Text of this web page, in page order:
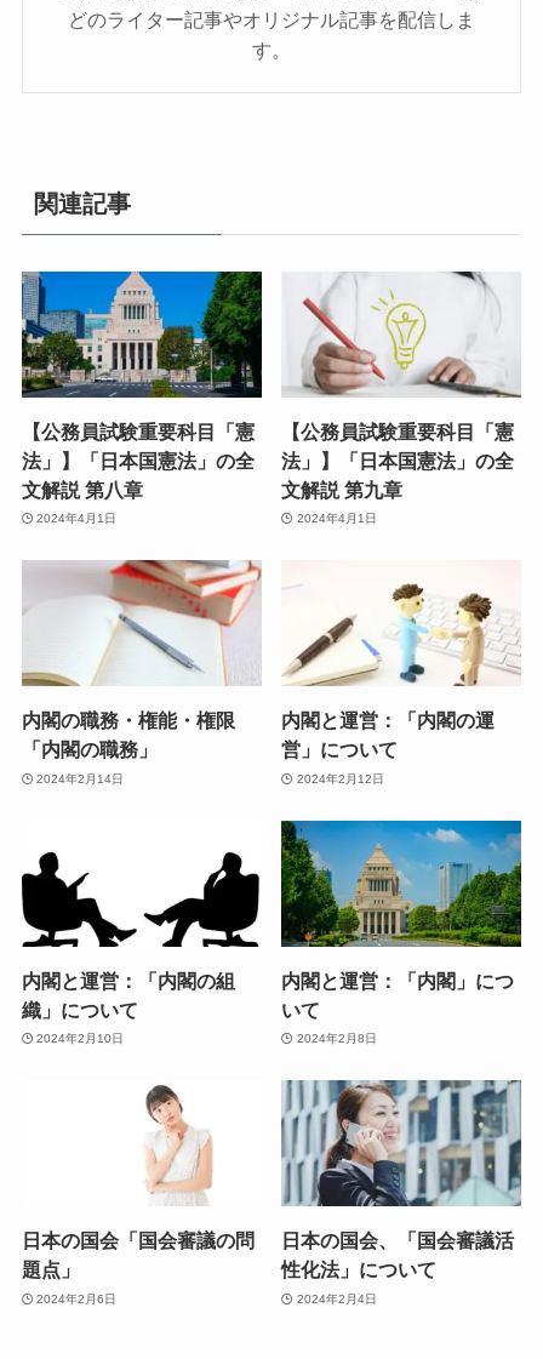
どのライター記事やオリジナル記事を配信しま
す。
関連記事
【公務員試験重要科目「憲
法」】「日本国憲法」の全
文解説 第八章
2024年4月1日
【公務員試験重要科目「憲
法」】「日本国憲法」の全
文解説 第九章
2024年4月1日
内閣の職務・権能・権限
「内閣の職務」
2024年2月14日
内閣と運営：「内閣の運
営」について
2024年2月12日
内閣と運営：「内閣の組
織」について
2024年2月10日
内閣と運営：「内閣」につ
いて
2024年2月8日
日本の国会「国会審議の問
題点」
2024年2月6日
日本の国会、「国会審議活
性化法」について
2024年2月4日